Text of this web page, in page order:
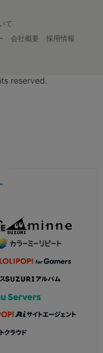
て
会社概要
採用情報
reserved.